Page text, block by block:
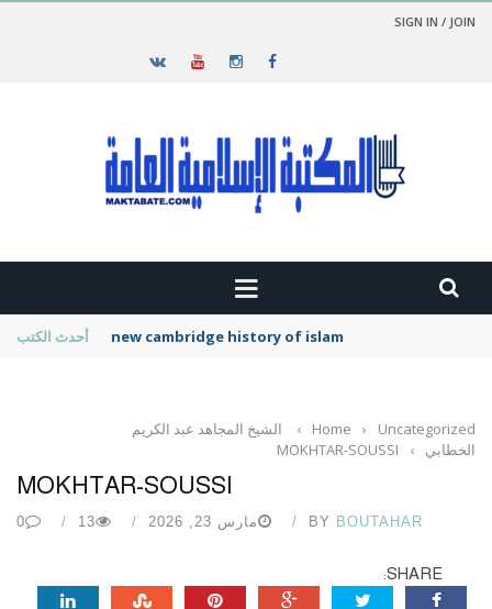
SIGN IN / JOIN
أحدث الكتب new cambridge history of islam
Home › Uncategorized
›
الشيخ المجاهد عبد الكريم
الخطابي
›
MOKHTAR-SOUSSI
MOKHTAR-SOUSSI
BY BOUTAHAR مارس 23, 2026 13
0
SHARE: